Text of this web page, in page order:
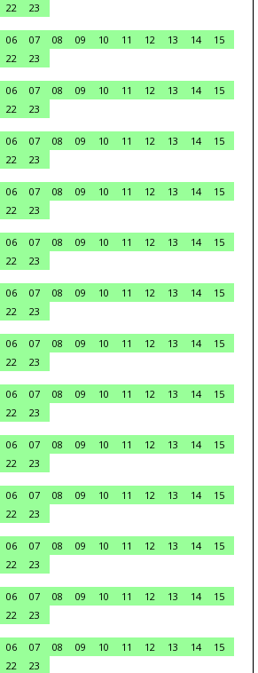
22
23
06 07 08 09 10 11 12 13 14
15
22
23
06 07 08 09 10 11 12 13 14
15
22
23
06 07 08 09 10 11 12 13 14
15
22
23
06 07 08 09 10 11 12 13 14
15
22
23
06 07 08 09 10 11 12 13 14
15
22
23
06 07 08 09 10 11 12 13 14
15
22
23
06 07 08 09 10 11 12 13 14
15
22
23
06 07 08 09 10 11 12 13 14
15
22
23
06 07 08 09 10 11 12 13 14
15
22
23
06 07 08 09 10 11 12 13 14
15
22
23
06 07 08 09 10 11 12 13 14
15
22
23
06 07 08 09 10 11 12 13 14
15
22
23
06 07 08 09 10 11 12 13 14
15
22
23